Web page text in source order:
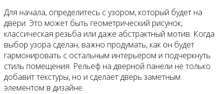
Для начала, определитесь с узором, который будет на
двери. Это может быть геометрический рисунок,
классическая резьба или даже абстрактный мотив. Когда
выбор узора сделан, важно продумать, как он будет
гармонировать с остальным интерьером и подчеркнуть
стиль помещения. Рельеф на дверной панели не только
добавит текстуры, но и сделает дверь заметным
элементом в дизайне.